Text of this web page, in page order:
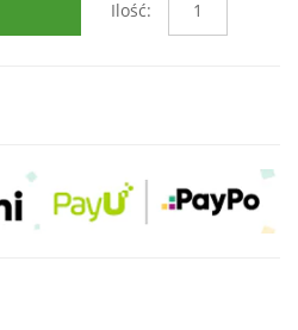
Ilość: